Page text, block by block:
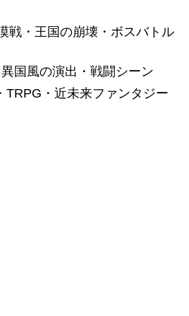
戦・王国の崩壊・ボスバトル
国風の演出・戦闘シーン
TRPG・近未来ファンタジー